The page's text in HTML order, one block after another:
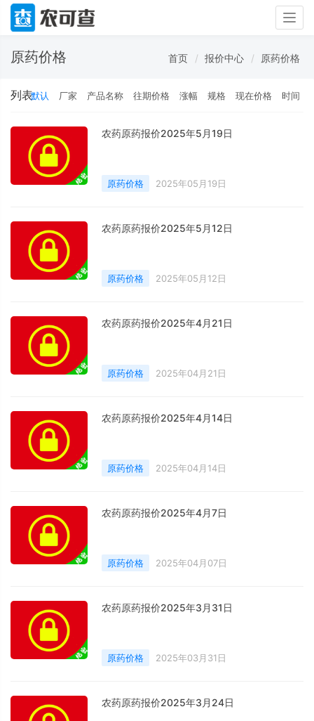
原药价格 首页 报价中心 原药价格
列表默认 厂家 产品名称 往期价格 涨幅 规格 现在价格 时间
农药原药报价2025年5月19日
原药价格 2025年05月19日
农药原药报价2025年5月12日
原药价格 2025年05月12日
农药原药报价2025年4月21日
原药价格 2025年04月21日
农药原药报价2025年4月14日
原药价格 2025年04月14日
农药原药报价2025年4月7日
原药价格 2025年04月07日
农药原药报价2025年3月31日
原药价格 2025年03月31日
农药原药报价2025年3月24日